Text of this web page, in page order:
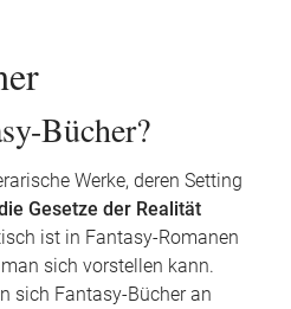
Bücher?
Werke, deren Setting
Gesetze der Realität
ist in Fantasy-Romanen
sich vorstellen kann.
sich Fantasy-Bücher an